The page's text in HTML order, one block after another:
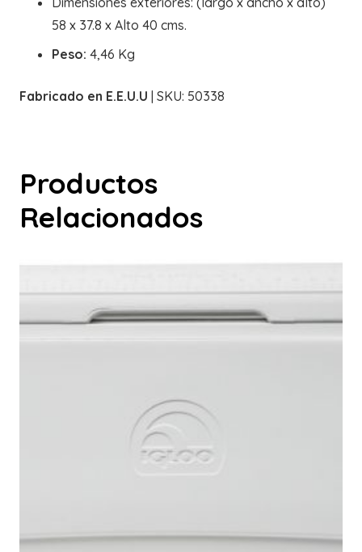
58 x 37.8 x Alto 40 cms.
Peso: 4,46 Kg
Fabricado en E.E.U.U | SKU: 50338
Productos
Relacionados